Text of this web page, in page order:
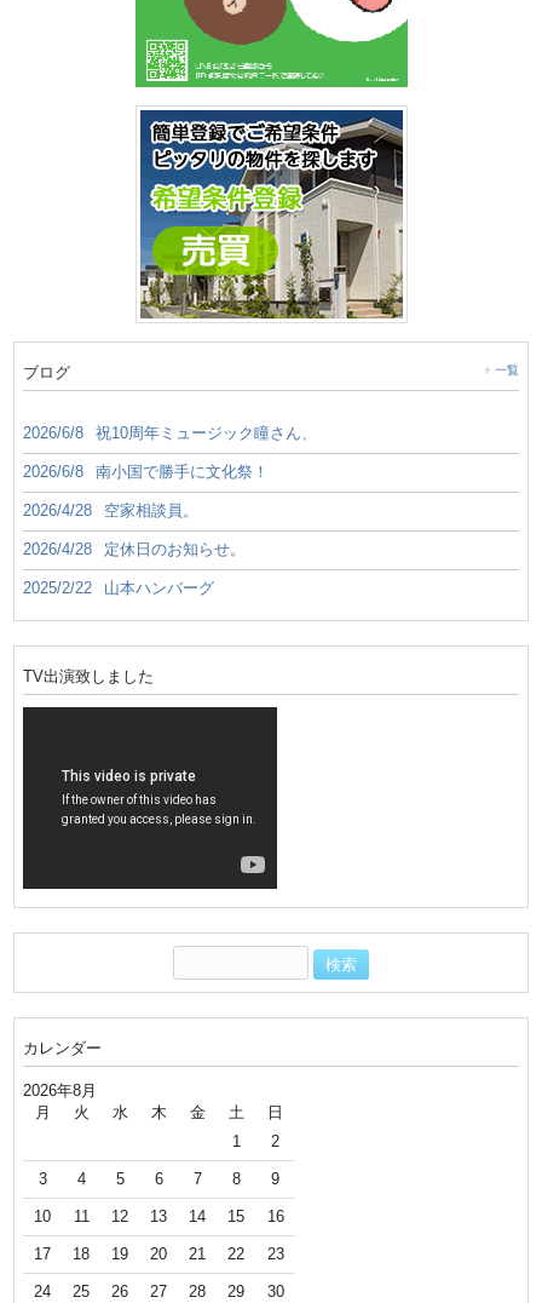
ブログ 一覧
2026/6/8 祝10周年ミュージック瞳さん、
2026/6/8 南小国で勝手に文化祭！
2026/4/28 空家相談員。
2026/4/28 定休日のお知らせ。
2025/2/22 山本ハンバーグ
TV出演致しました
カレンダー
2026年8月
月 火 水 木 金 土 日
1 2
3 4 5 6 7 8 9
10 11 12 13 14 15 16
17 18 19 20 21 22 23
24 25 26 27 28 29 30